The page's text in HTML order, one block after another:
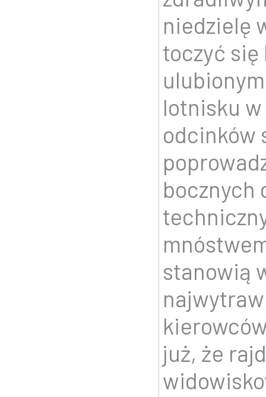
niedzielę
toczyć się
lotnisku w
odcinków
bocznych
stanowią
już, że